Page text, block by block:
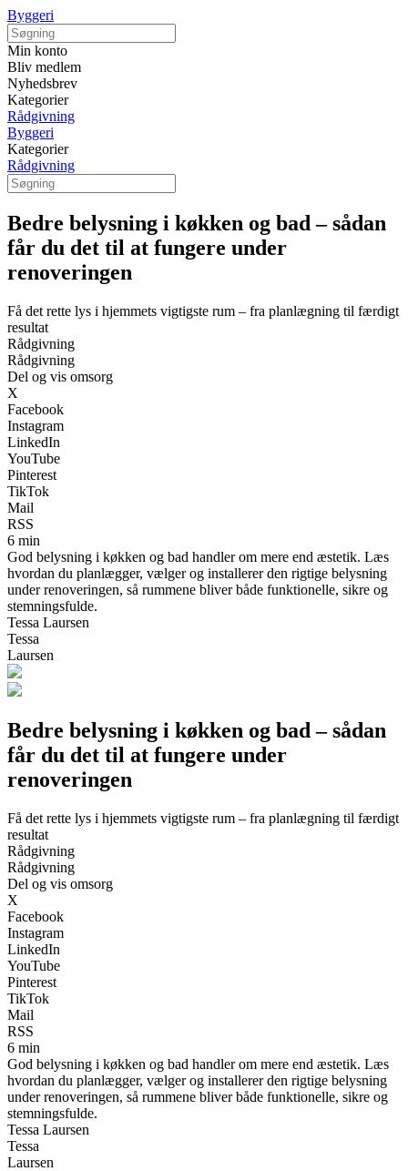
Byggeri
Min konto
Bliv medlem
Nyhedsbrev
Kategorier
Rådgivning
Byggeri
Kategorier
Rådgivning
Bedre belysning i køkken og bad – sådan
får du det til at fungere under
renoveringen
Få det rette lys i hjemmets vigtigste rum – fra planlægning til færdigt
resultat
Rådgivning
Rådgivning
Del og vis omsorg
X
Facebook
Instagram
LinkedIn
YouTube
Pinterest
TikTok
Mail
RSS
6 min
God belysning i køkken og bad handler om mere end æstetik. Læs
hvordan du planlægger, vælger og installerer den rigtige belysning
under renoveringen, så rummene bliver både funktionelle, sikre og
stemningsfulde.
Tessa Laursen
Tessa
Laursen
Bedre belysning i køkken og bad – sådan
får du det til at fungere under
renoveringen
Få det rette lys i hjemmets vigtigste rum – fra planlægning til færdigt
resultat
Rådgivning
Rådgivning
Del og vis omsorg
X
Facebook
Instagram
LinkedIn
YouTube
Pinterest
TikTok
Mail
RSS
6 min
God belysning i køkken og bad handler om mere end æstetik. Læs
hvordan du planlægger, vælger og installerer den rigtige belysning
under renoveringen, så rummene bliver både funktionelle, sikre og
stemningsfulde.
Tessa Laursen
Tessa
Laursen